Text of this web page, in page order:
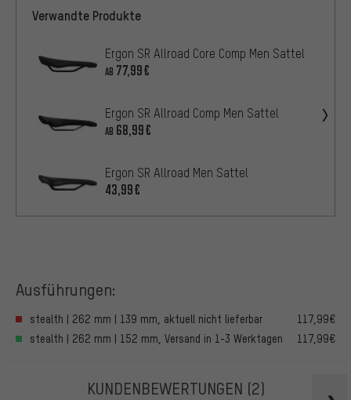
Verwandte Produkte
Ergon SR Allroad Core Comp Men Sattel
AB 77,99€
Ergon SR Allroad Comp Men Sattel
AB 68,99€
Ergon SR Allroad Men Sattel
43,99€
Ausführungen:
stealth | 262 mm | 139 mm, aktuell nicht lieferbar
117,99€
stealth | 262 mm | 152 mm, Versand in 1-3 Werktagen
117,99€
KUNDENBEWERTUNGEN (2)